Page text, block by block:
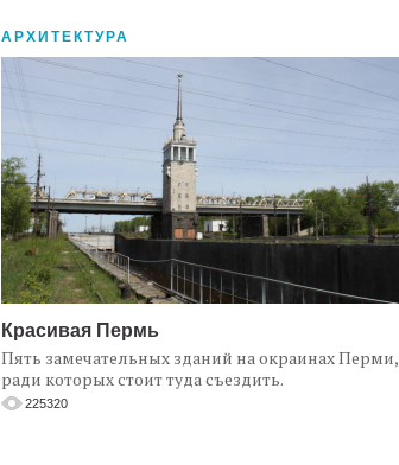
АРХИТЕКТУРА
Красивая Пермь
Пять замечательных зданий на окраинах Перми,
ради которых стоит туда съездить.
225320